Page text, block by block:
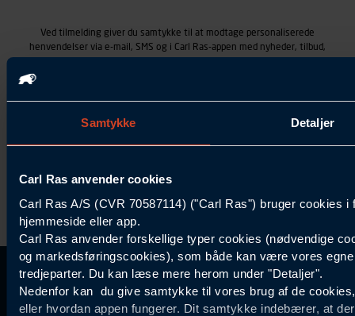
Samtykke Detaljer
Carl Ras anvender cookies
Carl Ras A/S (CVR 70587114) ("Carl Ras") bruger cookies
hjemmeside eller app.
Carl Ras anvender forskellige typer cookies (nødvendige
og markedsføringscookies), som både kan være vores
tredjeparter. Du kan læse mere herom under "Detaljer".
Nedenfor kan du give samtykke til vores brug af de
eller hvordan appen fungerer. Dit samtykke indebærer, at
Ved tilmelding giver du samtykke til at modtage personaliserede
henvendelser via e-mail, SMS og i Carl Ras-appen med nyheder, tilbud,
(besøgs- og søgehistorik), samt dine tidligere køb (købshistorik).
Samtykket betyder også, at Carl Ras A/S som dataansvarlig kan
samtykke tilbage ved at trykke "Afmeld" i bunden af hver
vorespersondatapolitik
Kontakt Kundeservice Information
Carl Ras Gruppen
Kundefordele
Bliv kontokunde
Inspiration
Specialisten